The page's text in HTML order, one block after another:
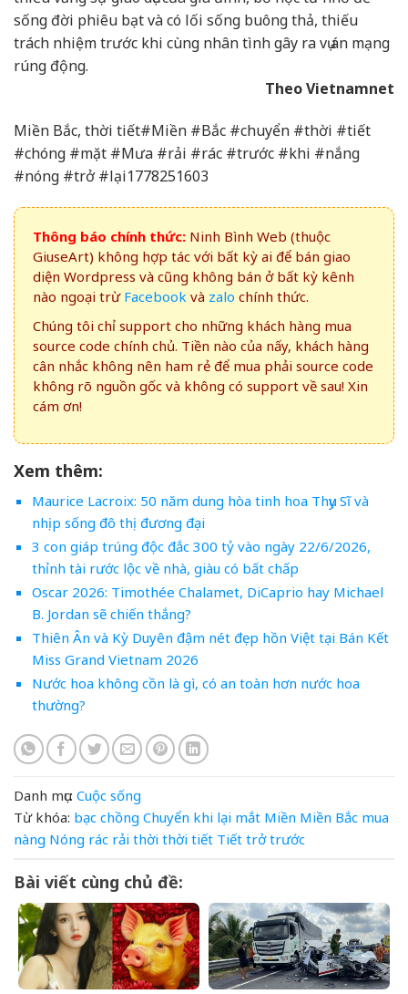
sống đời phiêu bạt và có lối sống buông thả, thiếu
trách nhiệm trước khi cùng nhân tình gây ra vụ án mạng
rúng động.
Theo Vietnamnet
Miền Bắc, thời tiết#Miền #Bắc #chuyển #thời #tiết
#chóng #mặt #Mưa #rải #rác #trước #khi #nắng
#nóng #trở #lại1778251603
Thông báo chính thức: Ninh Bình Web (thuộc
GiuseArt) không hợp tác với bất kỳ ai để bán giao
diện Wordpress và cũng không bán ở bất kỳ kênh
nào ngoại trừ Facebook và zalo chính thức.
Chúng tôi chỉ support cho những khách hàng mua
source code chính chủ. Tiền nào của nấy, khách hàng
cân nhắc không nên ham rẻ để mua phải source code
không rõ nguồn gốc và không có support về sau! Xin
cám ơn!
Xem thêm:
Maurice Lacroix: 50 năm dung hòa tinh hoa Thụy Sĩ và
nhịp sống đô thị đương đại
3 con giáp trúng độc đắc 300 tỷ vào ngày 22/6/2026,
thỉnh tài rước lộc về nhà, giàu có bất chấp
Oscar 2026: Timothée Chalamet, DiCaprio hay Michael
B. Jordan sẽ chiến thắng?
Thiên Ân và Kỳ Duyên đậm nét đẹp hồn Việt tại Bán Kết
Miss Grand Vietnam 2026
Nước hoa không cồn là gì, có an toàn hơn nước hoa
thường?
Danh mục: Cuộc sống
Từ khóa: bạc chồng Chuyển khi lại mắt Miền Miền Bắc mua
nàng Nóng rác rải thời thời tiết Tiết trở trước
Bài viết cùng chủ đề: